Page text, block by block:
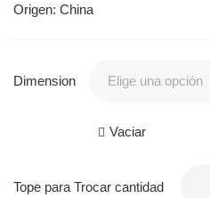
Origen: China
Dimension
Vaciar
Tope para Trocar cantidad